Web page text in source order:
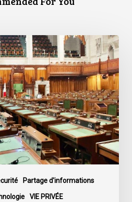
Partage d'informations
VIE PRIVÉE